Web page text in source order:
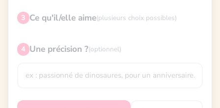
3 Ce qu'il/elle aime(plusieurs choix possibles)
4 Une précision ?(optionnel)